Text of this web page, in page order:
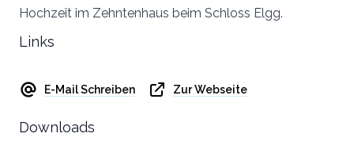
Hochzeit im Zehntenhaus beim Schloss Elgg.
Links
E-Mail Schreiben Zur Webseite
Downloads